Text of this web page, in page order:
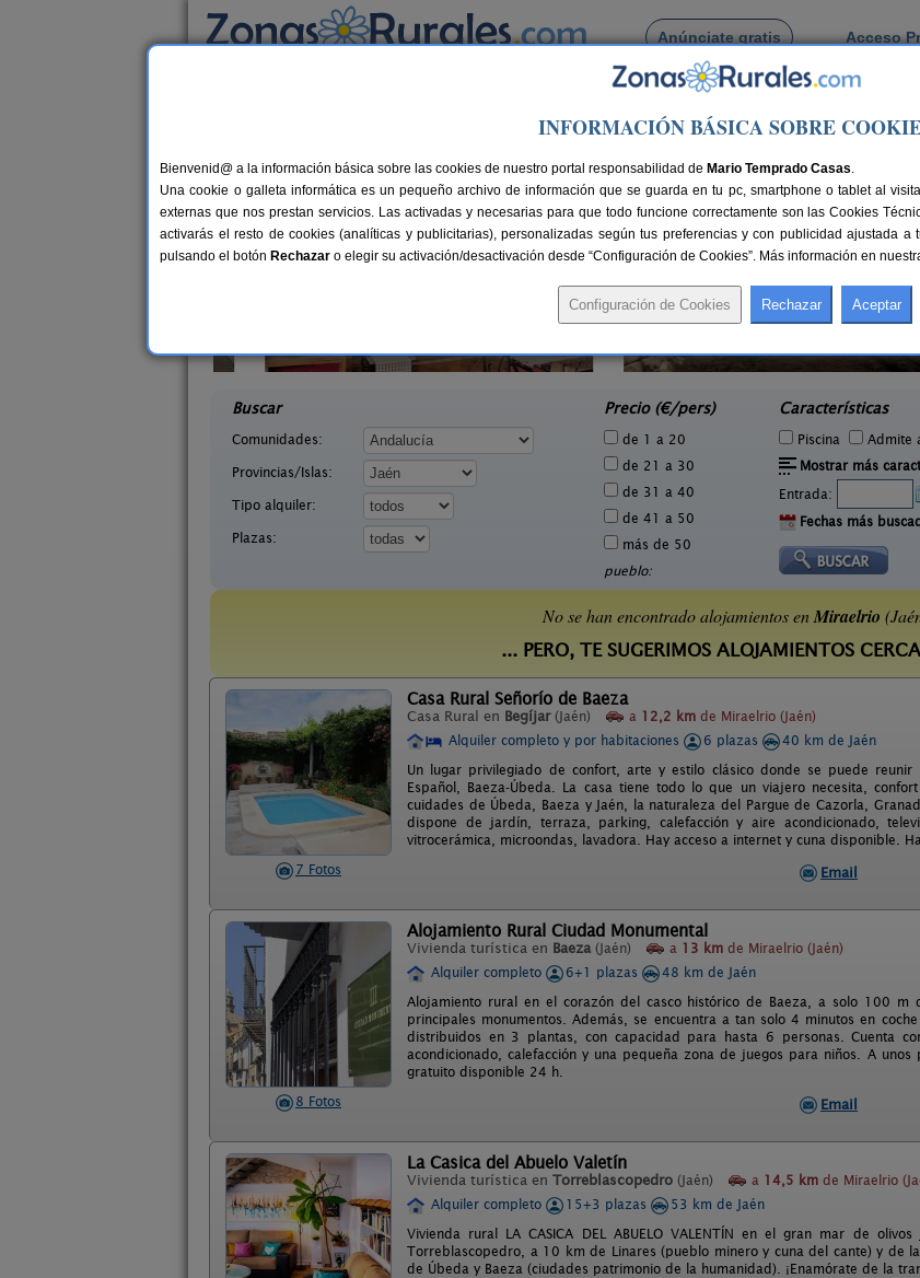
Anúnciate gratis Acceso
Busca por pueblo
Casas Rurales cerca de Miraelrio
29 €
Alojamiento Los Valeros
Buscar
Comunidades:
Provincias/Islas:
Tipo alquiler:
Plazas:
Precio (€/pers)
de 1 a 20
de 21 a 30
de 31 a 40
de 41 a 50
más de 50
pueblo:
Características
Piscina Admite
Mostrar más
Entrada:
Fechas más
No se han encontrado alojamientos enMiraelrio
... PERO, TE SUGERIMOS ALOJAMIENTOS
7 Fotos
Casa Rural Señorío de Baeza
Casa Rural en Begíjar (Jaén) a 12,2 km de Miraelrio (Jaén)
Alquiler completo y por habitaciones
6 plazas
40 km de Jaén
Un lugar privilegiado de confort, arte y estilo clásico donde se puede
Español, Baeza-Úbeda. La casa tiene todo lo que un viajero necesita,
cuidades de Úbeda, Baeza y Jaén, la naturaleza del Pargue de Cazorla,
dispone de jardín, terraza, parking, calefacción y aire acondicionado,
vitrocerámica, microondas, lavadora. Hay acceso a internet y cuna disponible.
Email
8 Fotos
Alojamiento Rural Ciudad Monumental
Vivienda turística en Baeza (Jaén) a 13 km de Miraelrio (Jaén)
Alquiler completo
6+1 plazas
48 km de Jaén
Alojamiento rural en el corazón del casco histórico de Baeza, a solo 100
principales monumentos. Además, se encuentra a tan solo 4 minutos en
distribuidos en 3 plantas, con capacidad para hasta 6 personas. Cuenta
acondicionado, calefacción y una pequeña zona de juegos para niños. A
gratuito disponible 24 h.
Email
La Casica del Abuelo Valetín
Vivienda turística en Torreblascopedro (Jaén) a 14,5 km de Miraelrio
Alquiler completo
15+3 plazas
53 km de Jaén
Vivienda rural LA CASICA DEL ABUELO VALENTÍN en el gran mar de
Torreblascopedro, a 10 km de Linares (pueblo minero y cuna del cante) y de
de Úbeda y Baeza (ciudades patrimonio de la humanidad). ¡Enamórate de la
INFORMACIÓN BÁSICA SOBRE
Bienvenid@ a la información básica sobre las cookies de nuestro portal responsabilidad de Mario Temprado Casas.
Una cookie o galleta informática es un pequeño archivo de información que se guarda en tu pc, smartphone o tablet al
externas que nos prestan servicios. Las activadas y necesarias para que todo funcione correctamente son las Cookies
activarás el resto de cookies (analíticas y publicitarias), personalizadas según tus preferencias y con publicidad ajustada
pulsando el botón Rechazar o elegir su activación/desactivación desde “Configuración de Cookies”. Más información en